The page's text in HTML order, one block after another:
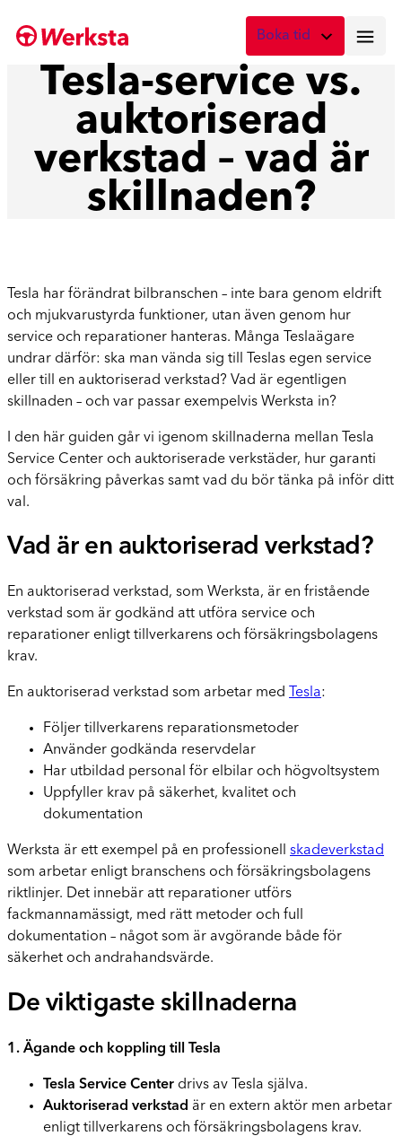
till
Boka tid
Vad önskar du att boka?
Digital skadebesiktning
Fota skadan med mobilen
Skadebesiktning på verkstad
Boka tid här
Lagning av stenskott
Boka reparation av vindruta
Byte av vindruta
Boka byte av vindruta
Tesla-service vs.
auktoriserad
verkstad – vad är
skillnaden?
Tesla har förändrat bilbranschen – inte bara genom eldrift
och mjukvarustyrda funktioner, utan även genom hur
service och reparationer hanteras. Många Teslaägare
undrar därför: ska man vända sig till Teslas egen service
eller till en auktoriserad verkstad? Vad är egentligen
skillnaden – och var passar exempelvis Werksta in?
I den här guiden går vi igenom skillnaderna mellan Tesla
Service Center och auktoriserade verkstäder, hur garanti
och försäkring påverkas samt vad du bör tänka på inför ditt
val.
Vad är en auktoriserad verkstad?
En auktoriserad verkstad, som Werksta, är en fristående
verkstad som är godkänd att utföra service och
reparationer enligt tillverkarens och försäkringsbolagens
krav.
En auktoriserad verkstad som arbetar med Tesla:
Följer tillverkarens reparationsmetoder
Använder godkända reservdelar
Har utbildad personal för elbilar och högvoltsystem
Uppfyller krav på säkerhet, kvalitet och
dokumentation
Werksta är ett exempel på en professionell skadeverkstad
som arbetar enligt branschens och försäkringsbolagens
riktlinjer. Det innebär att reparationer utförs
fackmannamässigt, med rätt metoder och full
dokumentation – något som är avgörande både för
säkerhet och andrahandsvärde.
De viktigaste skillnaderna
1. Ägande och koppling till Tesla
Tesla Service Center drivs av Tesla själva.
Auktoriserad verkstad är en extern aktör men arbetar
enligt tillverkarens och försäkringsbolagens krav.